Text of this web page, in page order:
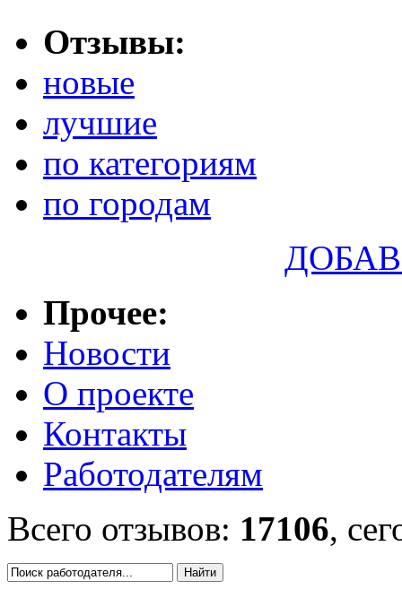
Отзывы:
новые
лучшие
по категориям
по городам
Прочее:
Новости
О проекте
Контакты
Работодателям
Всего отзывов: 17106,